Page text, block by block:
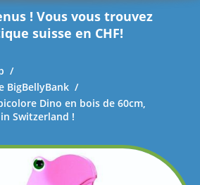
! Vous vous trouvez
suisse en CHF!
/
BigBellyBank /
Dino en bois de 60cm,
Switzerland !